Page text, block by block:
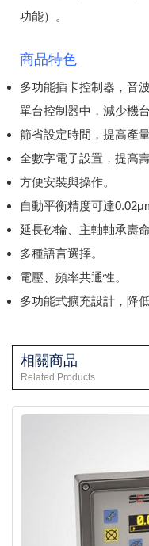
功能）。
商品特色
多功能插卡控制器，音
單台控制器中，減少機
節省設定時間，提高產量
全數字電子設置，提高
方便安裝與操作。
自動平衡精度可達
延長砂輪、主軸軸承壽命
多種語言選擇。
電壓、頻率共通性。
多功能式擴充設計，降低
相關商品
Related Products